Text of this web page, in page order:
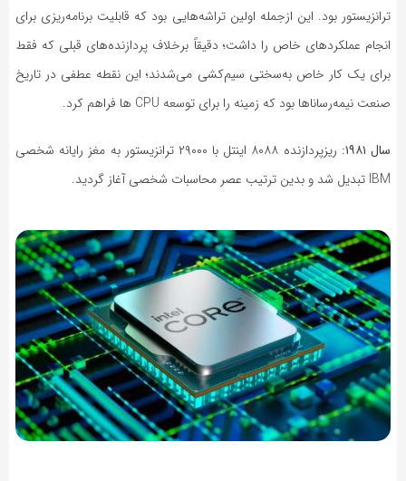
ترانزیستور بود. این ازجمله اولین تراشه‌هایی بود که قابلیت برنامه‌ریزی برای
انجام عملکردهای خاص را داشت؛ دقیقاً برخلاف پردازنده‌های قبلی که فقط
برای یک کار خاص به‌سختی سیم‌کشی می‌شدند؛ این نقطه عطفی در تاریخ
صنعت نیمه‌رساناها بود که زمینه را برای توسعه CPU ها فراهم کرد.
سال ۱۹۸۱:
ریزپردازنده ۸۰۸۸ اینتل با ۲۹۰۰۰ ترانزیستور به مغز رایانه شخصی
IBM تبدیل شد و بدین ترتیب عصر محاسبات شخصی آغاز گردید.